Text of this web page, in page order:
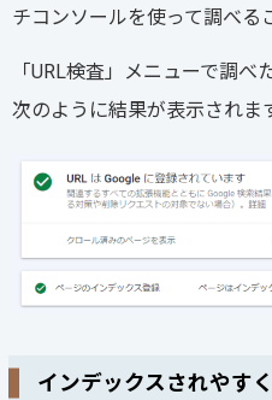
チコンソールを使って調べる
「URL検査」メニューで調べ
次のように結果が表示されま
インデックスされやす